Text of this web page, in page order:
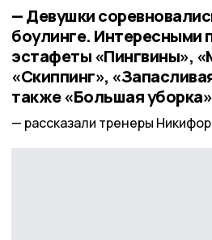
— Девушки
боулинге. Интересными
эстафеты «Пингвины»,
«Скиппинг»,
также «Большая
рассказали тренеры